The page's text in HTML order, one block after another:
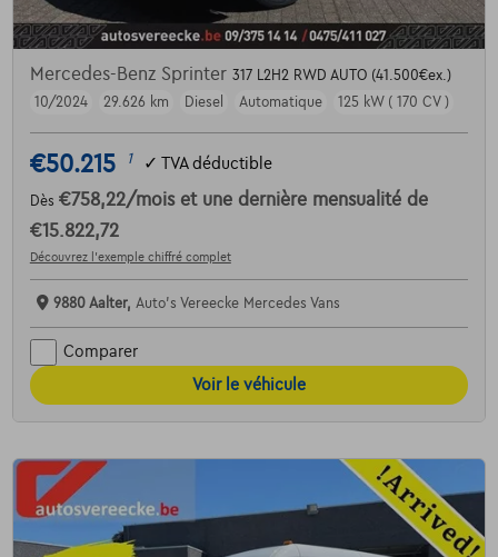
Mercedes-Benz Sprinter 317 L2H2 RWD AUTO (41.500€ex.)
10/2024
29.626 km Diesel Automatique 125 kW ( 170 CV )
€50.215 1 ✓ TVA déductible
Dès €758,22/mois et une dernière mensualité de
€15.822,72
Découvrez l’exemple chiffré complet
9880 Aalter, Auto's Vereecke Mercedes Vans
Comparer
Voir le véhicule